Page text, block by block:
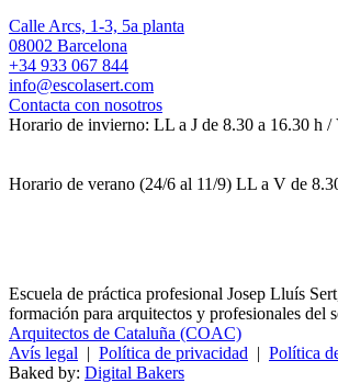
Calle Arcs, 1-3, 5a planta
08002 Barcelona
+34 933 067 844
info@escolasert.com
Contacta con nosotros
Horario de invierno: LL a J de 8.30 a 16.30 h /
Horario de verano (24/6 al 11/9) LL a V de
Escuela de práctica profesional Josep Lluís
formación para arquitectos y profesionales del
Arquitectos de Cataluña (COAC)
Avís legal | Política de privacidad | Política
Baked by: Digital Bakers